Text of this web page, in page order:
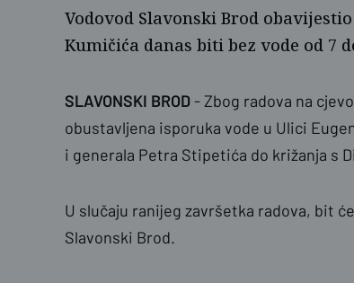
Vodovod Slavonski Brod
Kumičića danas biti bez vode od 7
SLAVONSKI BROD- Zbog radova na
obustavljena isporuka vode u Ulici
i generala Petra Stipetića do križanja s
U slučaju ranijeg završetka radova, bit
Slavonski Brod.